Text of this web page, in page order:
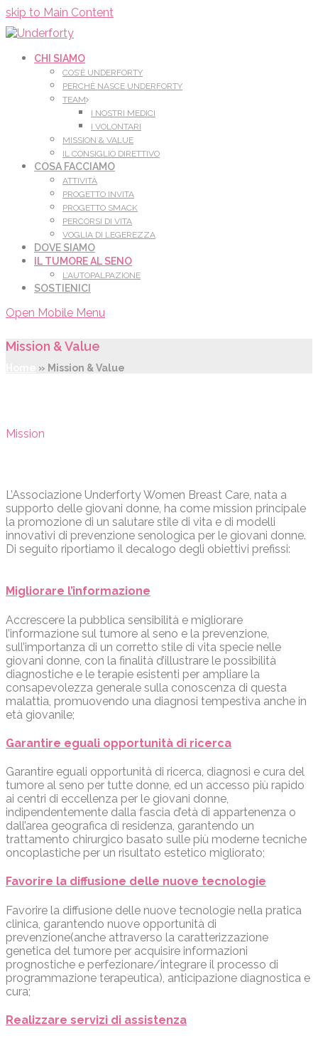
skip to Main Content
CHI SIAMO
COS’È UNDERFORTY
PERCHÈ NASCE UNDERFORTY
TEAM
I NOSTRI MEDICI
I VOLONTARI
MISSION & VALUE
IL CONSIGLIO DIRETTIVO
COSA FACCIAMO
ATTIVITÀ
PROGETTO INVITA
PROGETTO SMACK
PERCORSI DI VITA
VOGLIA DI LEGEREZZA
DOVE SIAMO
IL TUMORE AL SENO
L’AUTOPALPAZIONE
SOSTIENICI
Open Mobile Menu
Mission & Value
» Mission & Value
Mission
L’Associazione Underforty Women Breast Care, nata a
supporto delle giovani donne, ha come mission principale
la promozione di un salutare stile di vita e di modelli
innovativi di prevenzione senologica per le giovani donne.
Di seguito riportiamo il decalogo degli obiettivi prefissi:
Migliorare l’informazione
Accrescere la pubblica sensibilità e migliorare
l’informazione sul tumore al seno e la prevenzione,
sull’importanza di un corretto stile di vita specie nelle
giovani donne, con la finalità d’illustrare le possibilità
diagnostiche e le terapie esistenti per ampliare la
consapevolezza generale sulla conoscenza di questa
malattia, promuovendo una diagnosi tempestiva anche in
età giovanile;
Garantire eguali opportunità di ricerca
Garantire eguali opportunità di ricerca, diagnosi e cura del
tumore al seno per tutte donne, ed un accesso più rapido
ai centri di eccellenza per le giovani donne,
indipendentemente dalla fascia d’età di appartenenza o
dall’area geografica di residenza, garantendo un
trattamento chirurgico basato sulle più moderne tecniche
oncoplastiche per un risultato estetico migliorato;
Favorire la diffusione delle nuove tecnologie
Favorire la diffusione delle nuove tecnologie nella pratica
clinica, garantendo nuove opportunità di
prevenzione(anche attraverso la caratterizzazione
genetica del tumore per acquisire informazioni
prognostiche e perfezionare/integrare il processo di
programmazione terapeutica), anticipazione diagnostica e
cura;
Realizzare servizi di assistenza